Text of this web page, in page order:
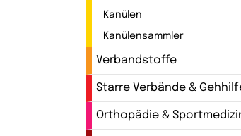
Kanülen
Kanülensammler
Verbandstoffe
Starre Verbände &
Orthopädie &